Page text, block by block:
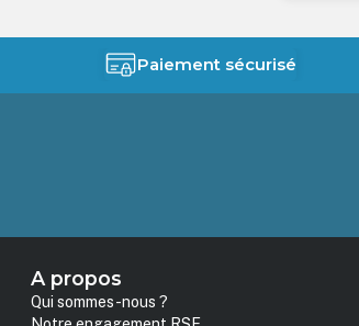
Paiement sécurisé
A propos
Qui sommes-nous ?